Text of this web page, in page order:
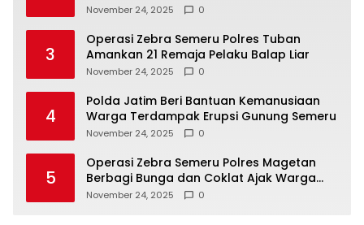
Masyarakat
November 24, 2025 0
3
Operasi Zebra Semeru Polres Tuban
Amankan 21 Remaja Pelaku Balap Liar
November 24, 2025 0
4
Polda Jatim Beri Bantuan Kemanusiaan
Warga Terdampak Erupsi Gunung Semeru
November 24, 2025 0
5
Operasi Zebra Semeru Polres Magetan
Berbagi Bunga dan Coklat Ajak Warga
Tertib Lalin
November 24, 2025 0